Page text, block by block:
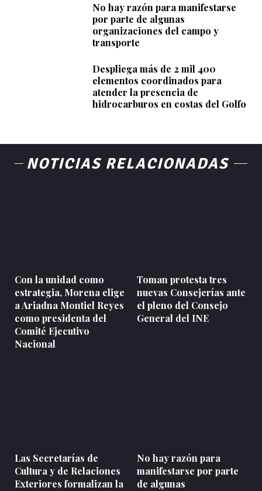
No hay razón para manifestarse
por parte de algunas
organizaciones del campo y
transporte
Despliega más de 2 mil 400
elementos coordinados para
atender la presencia de
hidrocarburos en costas del Golfo
NOTICIAS RELACIONADAS
Con la unidad como
estrategia, Morena elige
a Ariadna Montiel Reyes
como presidenta del
Comité Ejecutivo
Nacional
Toman protesta tres
nuevas Consejerías ante
el pleno del Consejo
General del INE
Las Secretarías de
Cultura y de Relaciones
Exteriores formalizan la
No hay razón para
manifestarse por parte
de algunas